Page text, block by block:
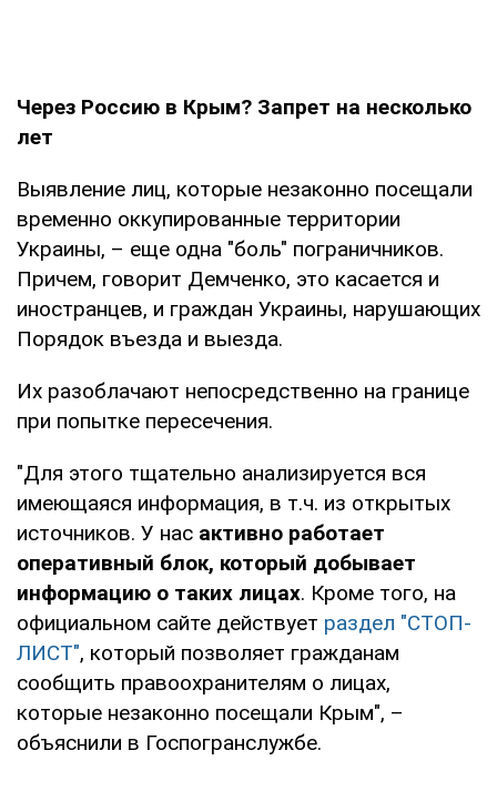
Через Россию в Крым? Запрет на несколько
лет
Выявление лиц, которые незаконно посещали
временно оккупированные территории
Украины, – еще одна "боль" пограничников.
Причем, говорит Демченко, это касается и
иностранцев, и граждан Украины, нарушающих
Порядок въезда и выезда.
Их разоблачают непосредственно на границе
при попытке пересечения.
"Для этого тщательно анализируется вся
имеющаяся информация, в т.ч. из открытых
источников. У нас активно работает
оперативный блок, который добывает
информацию о таких лицах. Кроме того, на
официальном сайте действует раздел "СТОП-
ЛИСТ", который позволяет гражданам
сообщить правоохранителям о лицах,
которые незаконно посещали Крым", –
объяснили в Госпогранслужбе.